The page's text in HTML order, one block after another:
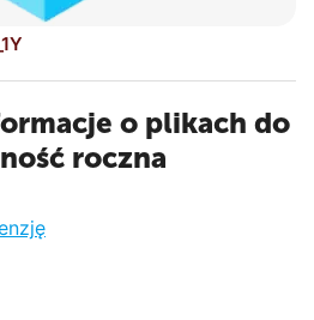
o plikach do
roczna